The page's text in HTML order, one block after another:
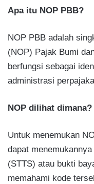
Apa itu NOP PBB?
NOP PBB adalah
(NOP) Pajak Bumi
berfungsi sebagai
administrasi
NOP dilihat dimana?
Untuk menemukan
dapat
(STTS) atau bukti
memahami kode